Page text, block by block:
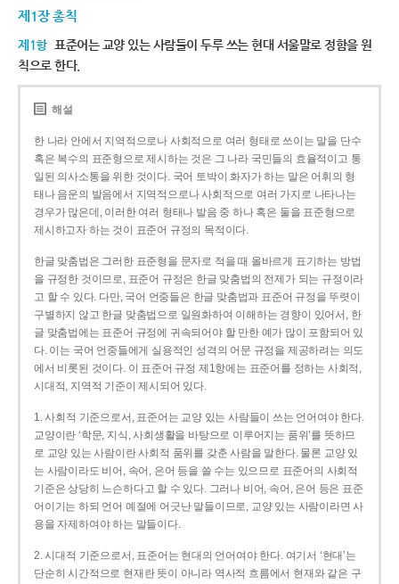
제1장 총칙
제1항 표준어는 교양 있는 사람들이 두루 쓰는 현대 서울말로 정함을 원
칙으로 한다.
해설
한 나라 안에서 지역적으로나 사회적으로 여러 형태로 쓰이는 말을 단수
혹은 복수의 표준형으로 제시하는 것은 그 나라 국민들의 효율적이고 통
일된 의사소통을 위한 것이다. 국어 토박이 화자가 하는 말은 어휘의 형
태나 음운의 발음에서 지역적으로나 사회적으로 여러 가지로 나타나는
경우가 많은데, 이러한 여러 형태나 발음 중 하나 혹은 둘을 표준형으로
제시하고자 하는 것이 표준어 규정의 목적이다.
한글 맞춤법은 그러한 표준형을 문자로 적을 때 올바르게 표기하는 방법
을 규정한 것이므로, 표준어 규정은 한글 맞춤법의 전제가 되는 규정이라
고 할 수 있다. 다만, 국어 언중들은 한글 맞춤법과 표준어 규정을 뚜렷이
구별하지 않고 한글 맞춤법으로 일원화하여 이해하는 경향이 있어서, 한
글 맞춤법에는 표준어 규정에 귀속되어야 할 만한 예가 많이 포함되어 있
다. 이는 국어 언중들에게 실용적인 성격의 어문 규정을 제공하려는 의도
에서 비롯된 것이다. 이 표준어 규정 제1항에는 표준어를 정하는 사회적,
시대적, 지역적 기준이 제시되어 있다.
1. 사회적 기준으로서, 표준어는 교양 있는 사람들이 쓰는 언어여야 한다.
교양이란 ‘학문, 지식, 사회생활을 바탕으로 이루어지는 품위’를 뜻하므
로 교양 있는 사람이란 사회적 품위를 갖춘 사람을 말한다. 물론 교양 있
는 사람이라도 비어, 속어, 은어 등을 쓸 수는 있으므로 표준어의 사회적
기준은 상당히 느슨하다고 할 수 있다. 그러나 비어, 속어, 은어 등은 표준
어이기는 하되 언어 예절에 어긋난 말들이므로, 교양 있는 사람이라면 사
용을 자제하여야 하는 말들이다.
2. 시대적 기준으로서, 표준어는 현대의 언어여야 한다. 여기서 ‘현대’는
단순히 시간적으로 현재란 뜻이 아니라 역사적 흐름에서 현재와 같은 구